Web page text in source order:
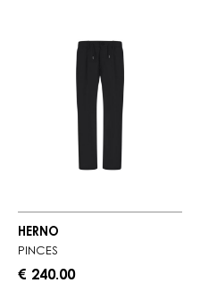
HERNO
PINCES
€ 240.00